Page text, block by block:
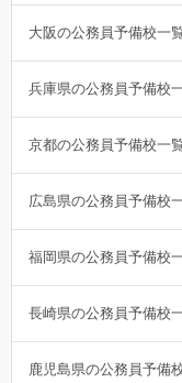
大阪の公務員予備校一
兵庫県の公務員予備校
京都の公務員予備校一
広島県の公務員予備校
福岡県の公務員予備校
長崎県の公務員予備校
鹿児島県の公務員予備